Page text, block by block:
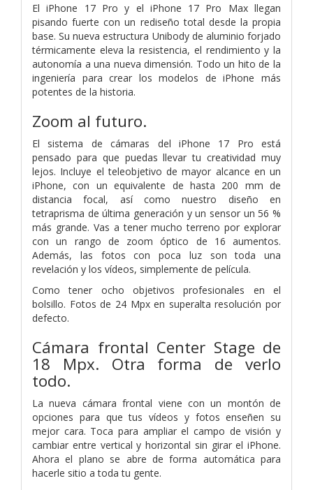
El iPhone 17 Pro y el iPhone 17 Pro Max llegan
pisando fuerte con un rediseño total desde la propia
base. Su nueva estructura Unibody de aluminio forjado
térmicamente eleva la resistencia, el rendimiento y la
autonomía a una nueva dimensión. Todo un hito de la
ingeniería para crear los modelos de iPhone más
potentes de la historia.
Zoom al futuro.
El sistema de cámaras del iPhone 17 Pro está
pensado para que puedas llevar tu creatividad muy
lejos. Incluye el teleobjetivo de mayor alcance en un
iPhone, con un equivalente de hasta 200 mm de
distancia focal, así como nuestro diseño en
tetraprisma de última generación y un sensor un 56 %
más grande. Vas a tener mucho terreno por explorar
con un rango de zoom óptico de 16 aumentos.
Además, las fotos con poca luz son toda una
revelación y los vídeos, simplemente de película.
Como tener ocho objetivos profesionales en el
bolsillo. Fotos de 24 Mpx en superalta resolución por
defecto.
Cámara frontal Center Stage de
18 Mpx. Otra forma de verlo
todo.
La nueva cámara frontal viene con un montón de
opciones para que tus vídeos y fotos enseñen su
mejor cara. Toca para ampliar el campo de visión y
cambiar entre vertical y horizontal sin girar el iPhone.
Ahora el plano se abre de forma automática para
hacerle sitio a toda tu gente.